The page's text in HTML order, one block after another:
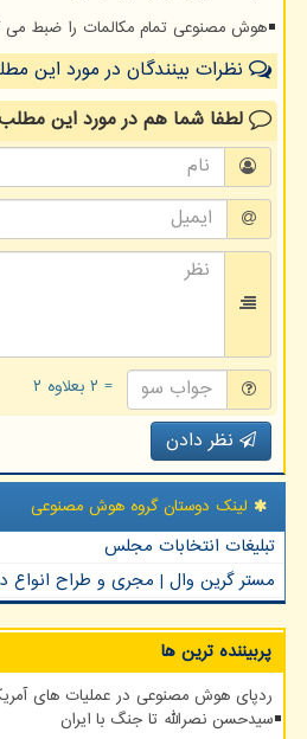
هوش مصنوعی تمام مکالمات را ضبط می
نظرات بینندگان در مورد این
لطفا شما همدر مورد این
= ۲ بعلاوه ۲
نظر دادن
لینک دوستان گروه هوش مصنوعی
تبلیغات انتخابات مجلس
مستر گرین وال | مجری و طراح انواع
پربیننده ترین ها
ردپای هوش مصنوعی در عملیات های
سیدحسن نصرالله تا جنگ با ایران